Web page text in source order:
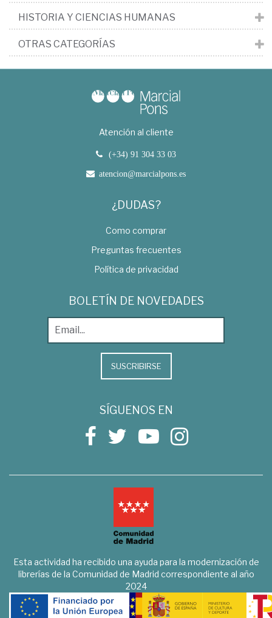
HISTORIA Y CIENCIAS HUMANAS
OTRAS CATEGORÍAS
Atención al cliente
(+34) 91 304 33 03
atencion@marcialpons.es
¿DUDAS?
Como comprar
Preguntas frecuentes
Política de privacidad
BOLETÍN DE NOVEDADES
SUSCRIBIRSE
SÍGUENOS EN
Esta actividad ha recibido una ayuda para la modernización de
librerías de la Comunidad de Madrid correspondiente al año
2024